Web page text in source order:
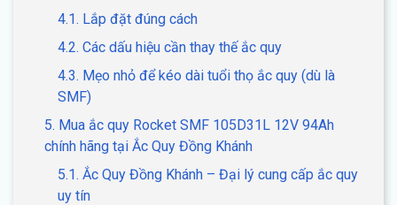
4.1. Lắp đặt đúng cách
4.2. Các dấu hiệu cần thay thế ắc quy
4.3. Mẹo nhỏ để kéo dài tuổi thọ ắc quy (dù là
SMF)
5. Mua ắc quy Rocket SMF 105D31L 12V 94Ah
chính hãng tại Ắc Quy Đồng Khánh
5.1. Ắc Quy Đồng Khánh – Đại lý cung cấp ắc quy
uy tín